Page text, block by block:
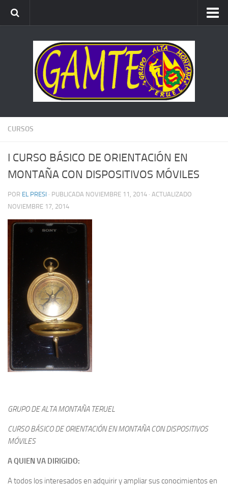
ESCALADA
BARRANCOS
CURSOS
I CURSO BÁSICO DE ORIENTACIÓN EN
MONTAÑA CON DISPOSITIVOS MÓVILES
POR EL PRESI · PUBLICADA NOVIEMBRE 11, 2014 · ACTUALIZADO
NOVIEMBRE 17, 2014
GRUPO DE ALTA MONTAÑA TERUEL
CURSO BÁSICO DE ORIENTACIÓN EN MONTAÑA CON DISPOSITIVOS
MÓVILES
A QUIEN VA DIRIGIDO:
A todos los interesados en adquirir y ampliar sus conocimientos en